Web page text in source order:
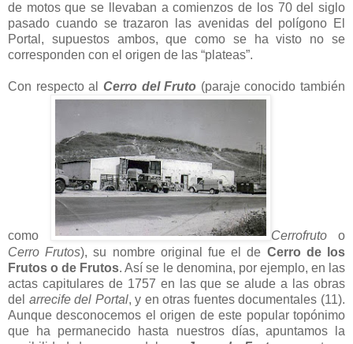
de motos que se llevaban a comienzos de los 70 del siglo
pasado cuando se trazaron las avenidas del polígono El
Portal, supuestos ambos, que como se ha visto no se
corresponden con el origen de las “plateas”.
Con respecto al Cerro del Fruto (paraje conocido también
como Cerrofrutoo
Cerro Frutos), su nombre original fue el de Cerro de los
Frutos o de Frutos. Así se le denomina, por ejemplo, en las
actas capitulares de 1757 en las que se alude a las obras
del arrecife del Portal, y en otras fuentes documentales (11).
Aunque desconocemos el origen de este popular topónimo
que ha permanecido hasta nuestros días, apuntamos la